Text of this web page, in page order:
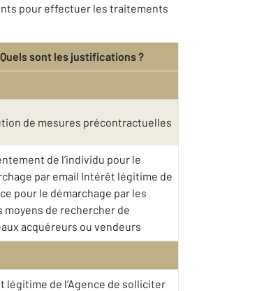
pour effectuer les traitements
Quels sont les justifications ?
de mesures précontractuelles
de l’individu pour le
par email Intérêt légitime de
pour le démarchage par les
moyens de rechercher de
acquéreurs ou vendeurs
légitime de l’Agence de solliciter